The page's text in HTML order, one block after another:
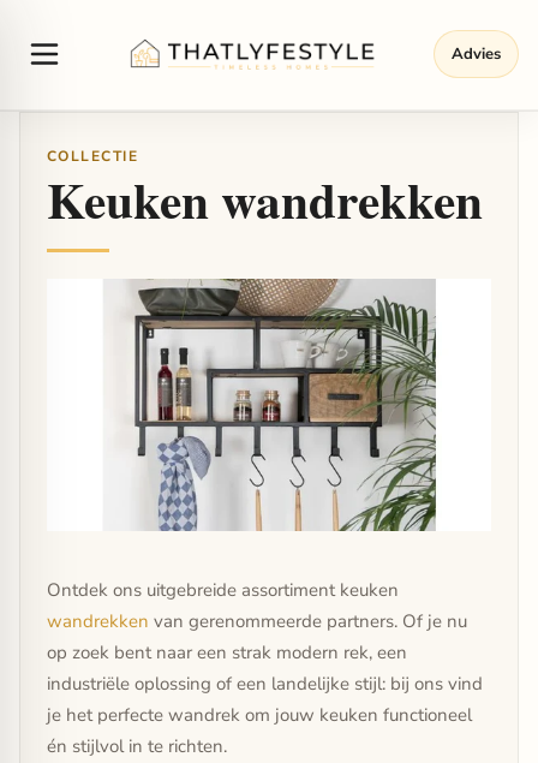
Advies
COLLECTIE
Keuken wandrekken
Ontdek ons uitgebreide assortiment keuken
wandrekken van gerenommeerde partners. Of je nu
op zoek bent naar een strak modern rek, een
industriële oplossing of een landelijke stijl: bij ons vind
je het perfecte wandrek om jouw keuken functioneel
én stijlvol in te richten.